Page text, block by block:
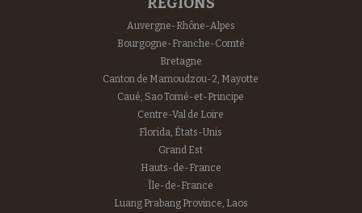
Auvergne-Rhône-Alpes
Bourgogne-Franche-Comté
Bretagne
Canton de Mamoudzou-2, Mayotte
Caué, Sao Tomé-et-Principe
Centre-Val de Loire
Florida, États-Unis
Grand Est
Hauts-de-France
Île-de-France
Luang Prabang Province, Laos